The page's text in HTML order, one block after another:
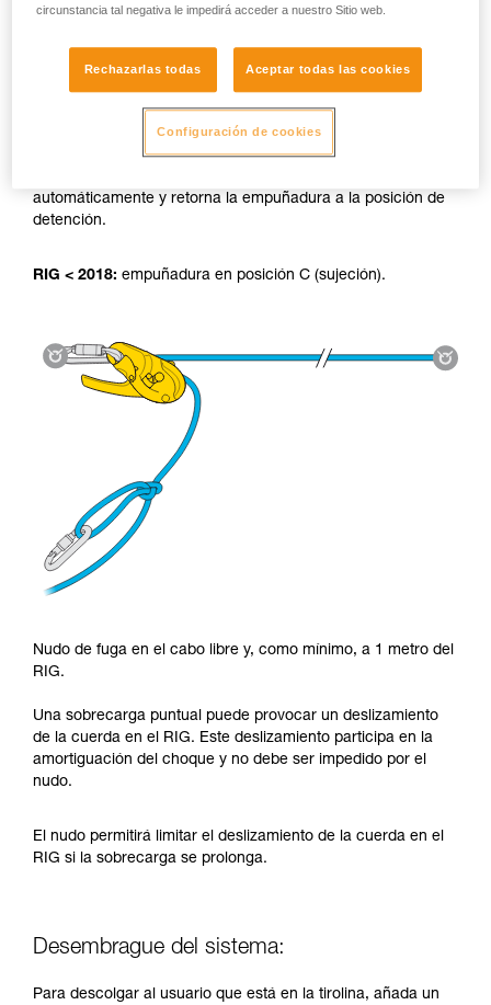
Utilización de la tirolina:
automáticamente y retorna la empuñadura a la posición de
detención.
RIG < 2018: empuñadura en posición C (sujeción).
Nudo de fuga en el cabo libre y, como mínimo, a 1 metro del
RIG.
Una sobrecarga puntual puede provocar un deslizamiento
de la cuerda en el RIG. Este deslizamiento participa en la
amortiguación del choque y no debe ser impedido por el
nudo.
El nudo permitirá limitar el deslizamiento de la cuerda en el
RIG si la sobrecarga se prolonga.
Desembrague del sistema:
Para descolgar al usuario que está en la tirolina, añada un
circunstancia tal negativa le impedirá acceder a nuestro Sitio web.
Rechazarlas todas Aceptar todas las cookies
Configuración de cookies